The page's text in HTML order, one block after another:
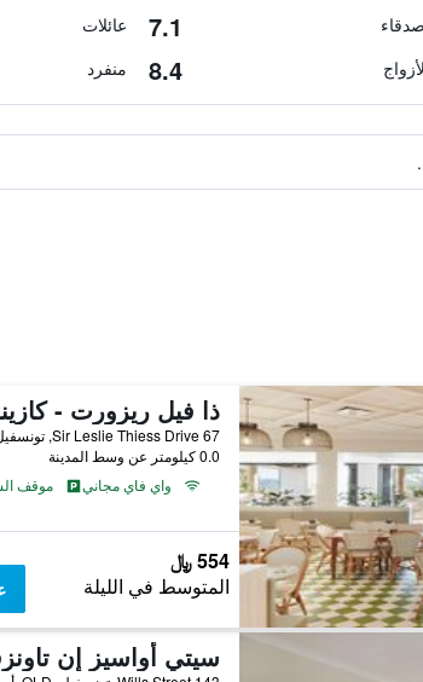
7.1 عائلات
8.4 منفرد
ذا فيل ريزورت -
67 Sir Leslie Thiess Drive, تونسفيل, QLD, أستراليا
0.0 كيلومتر عن وسط المدينة
واي فاي مجاني
موقف
554 ﷼
المتوسط في الليلة